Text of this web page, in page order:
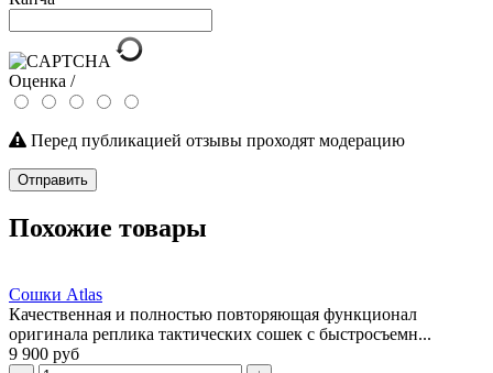
Оценка /
Перед публикацией отзывы проходят модерацию
Отправить
Похожие товары
Сошки Atlas
Качественная и полностью повторяющая функционал
оригинала реплика тактических сошек с быстросъемн...
9 900 руб